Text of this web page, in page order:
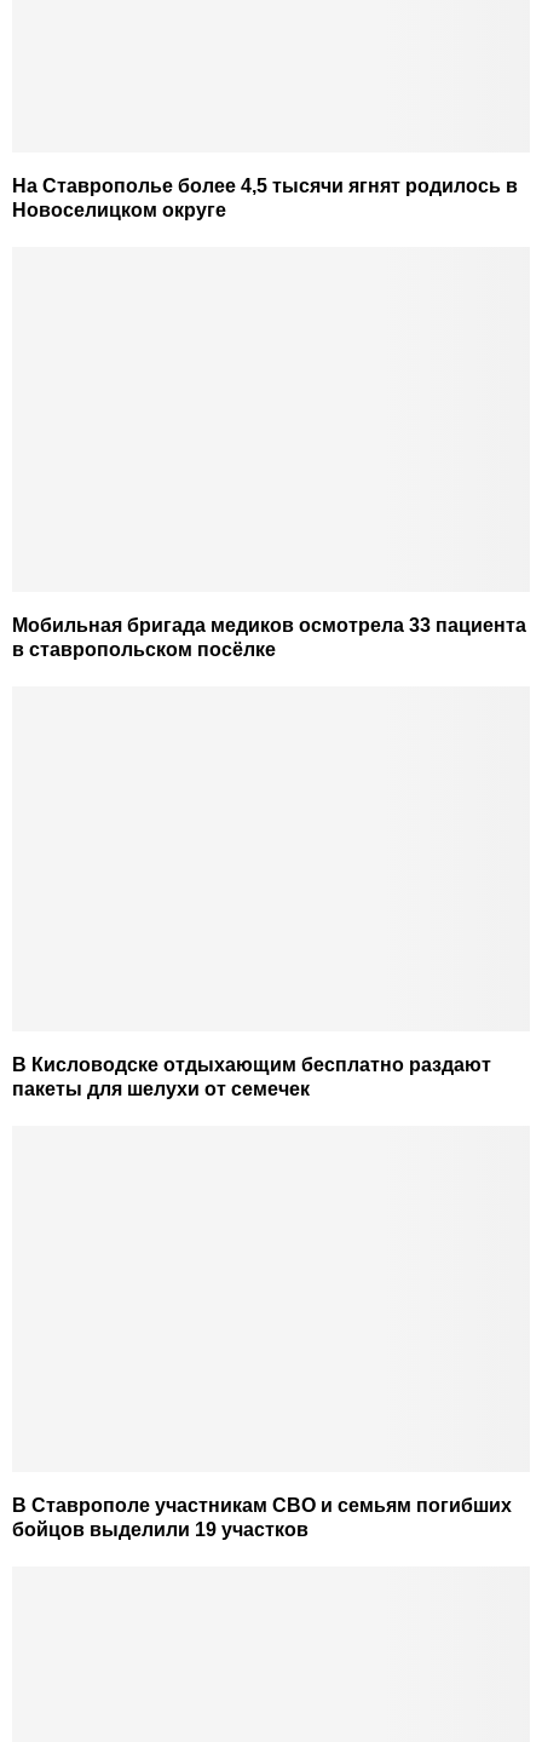
На Ставрополье более 4,5 тысячи ягнят родилось в
Новоселицком округе
Мобильная бригада медиков осмотрела 33 пациента
в ставропольском посёлке
В Кисловодске отдыхающим бесплатно раздают
пакеты для шелухи от семечек
В Ставрополе участникам СВО и семьям погибших
бойцов выделили 19 участков